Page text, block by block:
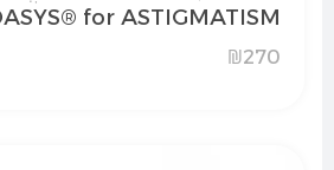
for ASTIGMATISM
₪270